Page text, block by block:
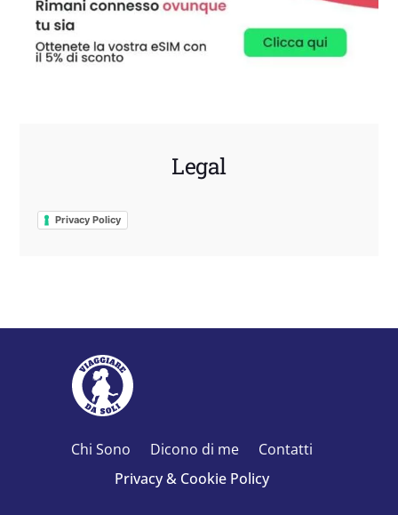
Legal
Privacy Policy
Chi Sono Dicono di me
Contatti
Privacy & Cookie Policy